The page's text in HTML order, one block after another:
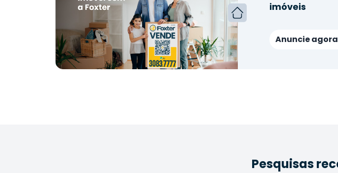
imóveis
Anuncie agora
Pesquisas